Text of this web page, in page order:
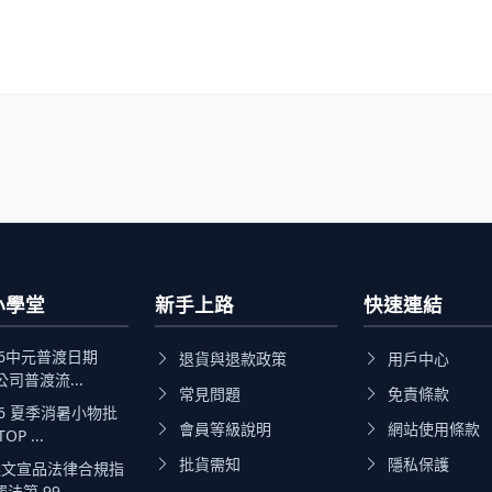
堂
元普渡日期
司普渡流...
夏季消暑小物批
...
宣品法律合規指
新手上路
退貨與退款政策
常見問題
會員等級說明
批貨需知
快速連結
用戶中心
免責條款
網站使用條款
隱私保護